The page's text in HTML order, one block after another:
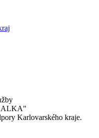
Karlovarského kraje.